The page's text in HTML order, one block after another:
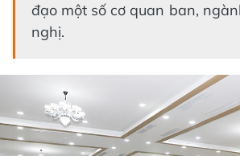
đạo một số cơ quan ban,
nghị.